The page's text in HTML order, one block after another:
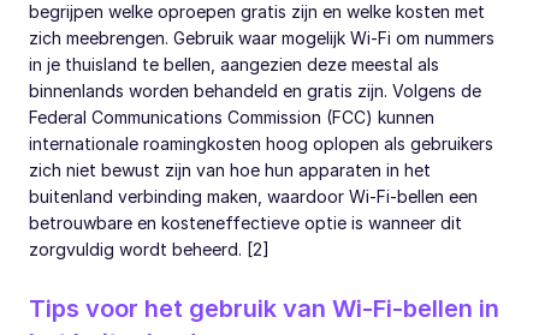
begrijpen welke oproepen gratis zijn en welke kosten met
zich meebrengen. Gebruik waar mogelijk Wi-Fi om nummers
in je thuisland te bellen, aangezien deze meestal als
binnenlands worden behandeld en gratis zijn. Volgens de
Federal Communications Commission (FCC) kunnen
internationale roamingkosten hoog oplopen als gebruikers
zich niet bewust zijn van hoe hun apparaten in het
buitenland verbinding maken, waardoor Wi-Fi-bellen een
betrouwbare en kosteneffectieve optie is wanneer dit
zorgvuldig wordt beheerd. [2]
Tips voor het gebruik van Wi-Fi-bellen in